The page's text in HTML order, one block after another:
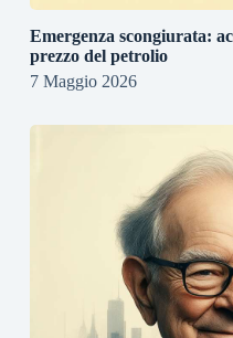
Emergenza scongiurata:
prezzo del petrolio
7 Maggio 2026